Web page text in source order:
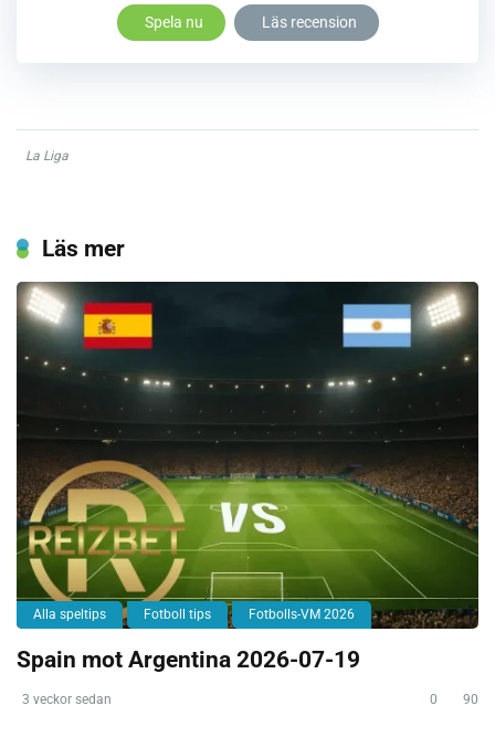
Spela nu Läs recension
La Liga
Läs mer
Alla speltips Fotboll tips Fotbolls-VM 2026
Spain mot Argentina 2026-07-19
3 veckor sedan 0 90